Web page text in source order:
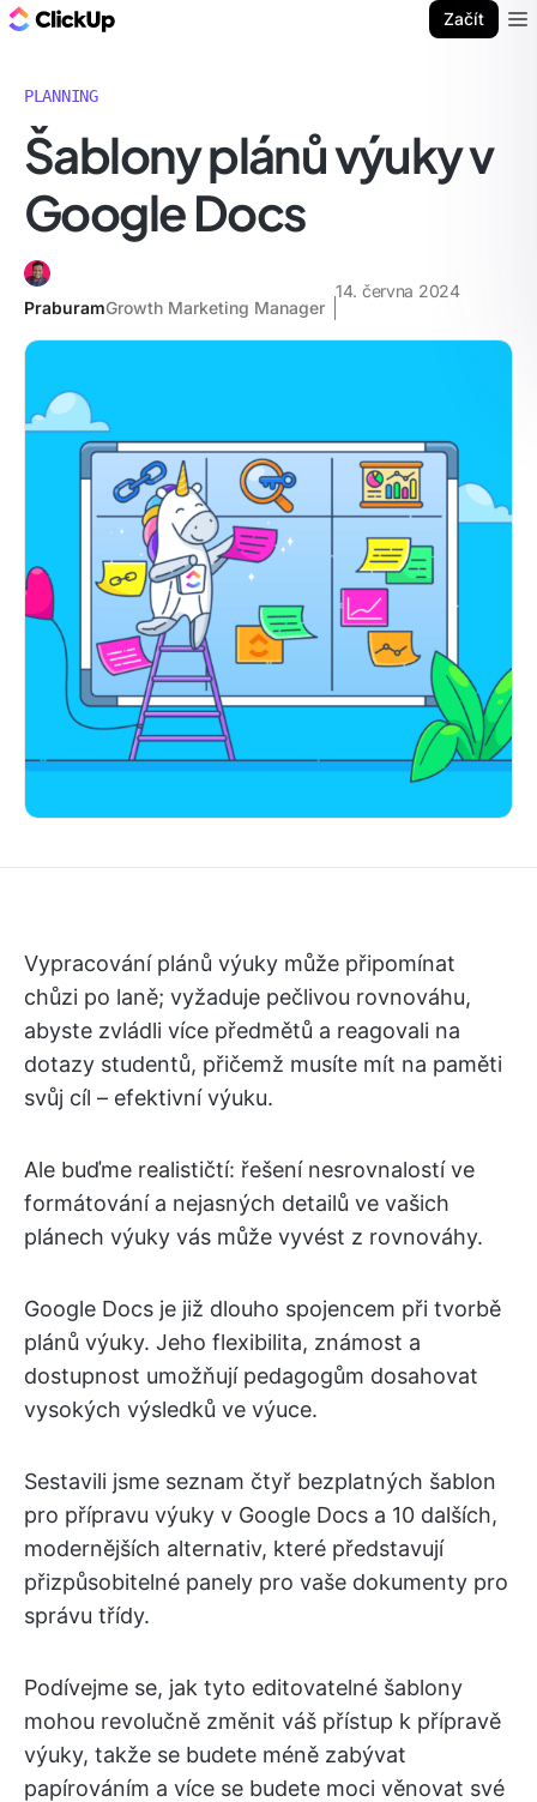
Začít
PLANNING
Šablony plánů výuky v
Google Docs
PraburamGrowth Marketing Manager
14. června 2024
Vypracování plánů výuky může připomínat
chůzi po laně; vyžaduje pečlivou rovnováhu,
abyste zvládli více předmětů a reagovali na
dotazy studentů, přičemž musíte mít na paměti
svůj cíl – efektivní výuku.
Ale buďme realističtí: řešení nesrovnalostí ve
formátování a nejasných detailů ve vašich
plánech výuky vás může vyvést z rovnováhy.
Google Docs je již dlouho spojencem při tvorbě
plánů výuky. Jeho flexibilita, známost a
dostupnost umožňují pedagogům dosahovat
vysokých výsledků ve výuce.
Sestavili jsme seznam čtyř bezplatných šablon
pro přípravu výuky v Google Docs a 10 dalších,
modernějších alternativ, které představují
přizpůsobitelné panely pro vaše dokumenty pro
správu třídy.
Podívejme se, jak tyto editovatelné šablony
mohou revolučně změnit váš přístup k přípravě
výuky, takže se budete méně zabývat
papírováním a více se budete moci věnovat své